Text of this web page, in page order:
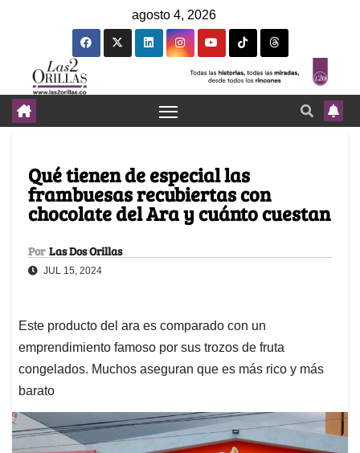
agosto 4, 2026
Qué tienen de especial las
frambuesas recubiertas con
chocolate del Ara y cuánto cuestan
Por Las Dos Orillas
JUL 15, 2024
Este producto del ara es comparado con un
emprendimiento famoso por sus trozos de fruta
congelados. Muchos aseguran que es más rico y más
barato